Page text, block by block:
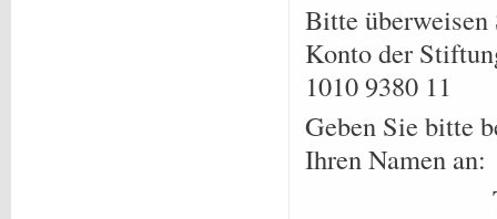
Bitte
Konto der
1010 9380 11
Geben Sie bitte
Ihren Namen an: